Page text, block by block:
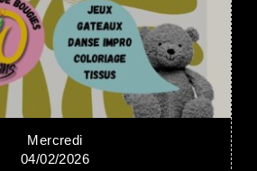
Mercredi
04/02/2026